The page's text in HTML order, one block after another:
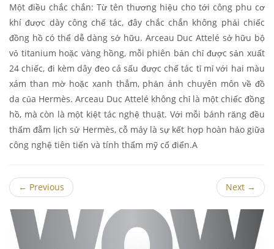
Một điều chắc chắn: Từ tên thương hiệu cho tới công phu cơ
khí được dày công chế tác, đây chắc chắn không phải chiếc
đồng hồ có thể dễ dàng sở hữu. Arceau Duc Attelé sở hữu bộ
vỏ titanium hoặc vàng hồng, mỗi phiên bản chỉ được sản xuất
24 chiếc, đi kèm dây đeo cá sấu được chế tác tỉ mỉ với hai màu
xám than mờ hoặc xanh thẳm, phản ánh chuyên môn về đồ
da của Hermès. Arceau Duc Attelé không chỉ là một chiếc đồng
hồ, mà còn là một kiệt tác nghệ thuật. Với mỗi bánh răng đều
thấm đẫm lịch sử Hermès, cỗ máy là sự kết hợp hoàn hảo giữa
công nghệ tiên tiến và tính thẩm mỹ cổ điển.A
← Previous Next →